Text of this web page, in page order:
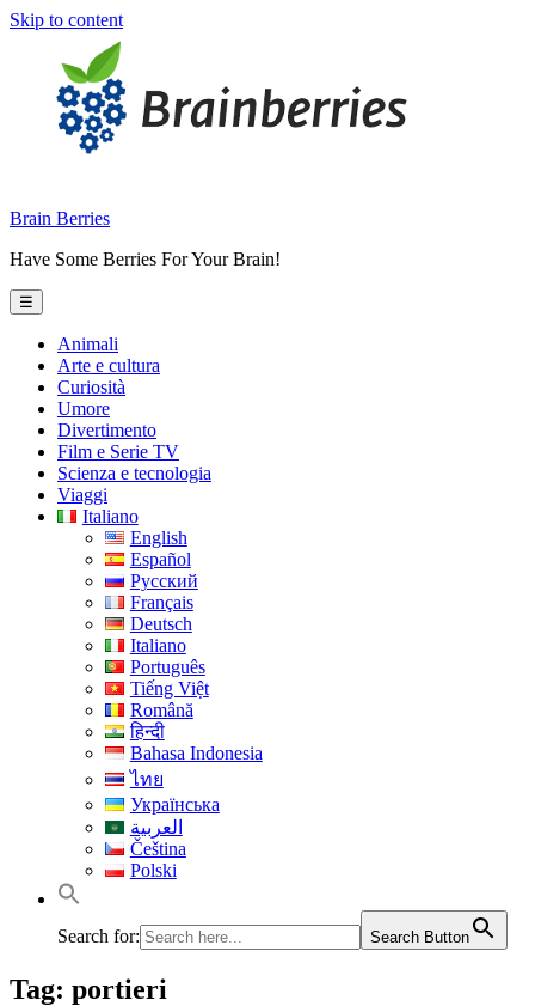
Skip to content
Brain Berries
Have Some Berries For Your Brain!
☰
Animali
Arte e cultura
Curiosità
Umore
Divertimento
Film e Serie TV
Scienza e tecnologia
Viaggi
Italiano
English
Español
Русский
Français
Deutsch
Italiano
Português
Tiếng Việt
Română
हिन्दी
Bahasa Indonesia
ไทย
Українська
العربية
Čeština
Polski
Search for: Search Button
Tag: portieri